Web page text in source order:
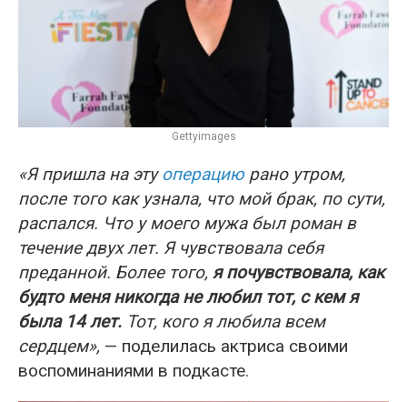
Gettyimages
«Я пришла на эту операциюрано утром,
после того как узнала, что мой брак, по сути,
распался. Что у моего мужа был роман в
течение двух лет. Я чувствовала себя
преданной. Более того, я почувствовала, как
будто меня никогда не любил тот, с кем я
была 14 лет. Тот, кого я любила всем
сердцем», — поделилась актриса своими
воспоминаниями в подкасте.